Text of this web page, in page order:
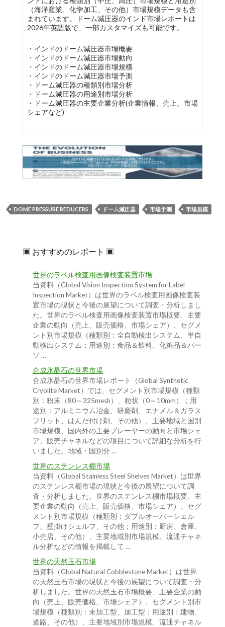
（海洋産業、化学加工、その他）市場規模データも含
まれています。ドーム減圧器のインド市場レポートは
2026年英語版で、一部カスタマイズも可能です。
・インドのドーム減圧器市場概要
・インドのドーム減圧器市場動向
・インドのドーム減圧器市場規模
・インドのドーム減圧器市場予測
・ドーム減圧器の種類別市場分析
・ドーム減圧器の用途別市場分析
・ドーム減圧器の主要企業分析(企業情報、売上、市場
シェアなど)
DOME PRESSURE REDUCERS ドーム減圧器 市場予測 市場規模
▣ おすすめのレポート ▣
世界のラベル検査用画像検査装置市場
当資料（Global Vision Inspection System for Label
Inspection Market）は世界のラベル検査用画像検査装
置市場の現状と今後の展望について調査・分析しまし
た。世界のラベル検査用画像検査装置市場概要、主要
企業の動向（売上、販売価格、市場シェア）、セグメ
ント別市場規模（種類別：全自動検出システム、半自
動検出システム；用途別：食品＆飲料、化粧品＆パー
ソ …
合成氷晶石の世界市場
合成氷晶石の世界市場レポート（Global Synthetic
Cryolite Market）では、セグメント別市場規模（種類
別：粉末（80～325mesh）、粒状（0～10mm）；用
途別：アルミニウム冶金、研磨剤、エナメル＆ガラス
フリット、はんだ付け剤、その他）、主要地域と国別
市場規模、国内外の主要プレーヤーの動向と市場シェ
ア、販売チャネルなどの項目について詳細な分析を行
いました。地域・国別分 …
世界のステンレス棚市場
当資料（Global Stainless Steel Shelves Market）は世界
のステンレス棚市場の現状と今後の展望について調
査・分析しました。世界のステンレス棚市場概要、主
要企業の動向（売上、販売価格、市場シェア）、セグ
メント別市場規模（種類別：ダブルオーバーシェル
フ、壁掛けシェルフ、その他；用途別：厨房、倉庫、
小売店、その他）、主要地域別市場規模、流通チャネ
ル分析などの情報を掲載して …
世界の天然玉石市場
当資料（Global Natural Cobblestone Market）は世界
の天然玉石市場の現状と今後の展望について調査・分
析しました。世界の天然玉石市場概要、主要企業の動
向（売上、販売価格、市場シェア）、セグメント別市
場規模（種類別：未加工型、加工型；用途別：建物、
道路、その他）、主要地域別市場規模、流通チャネル